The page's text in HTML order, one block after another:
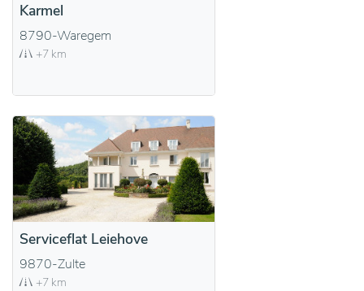
Karmel
8790-Waregem
+7 km
Serviceflat Leiehove
9870-Zulte
+7 km